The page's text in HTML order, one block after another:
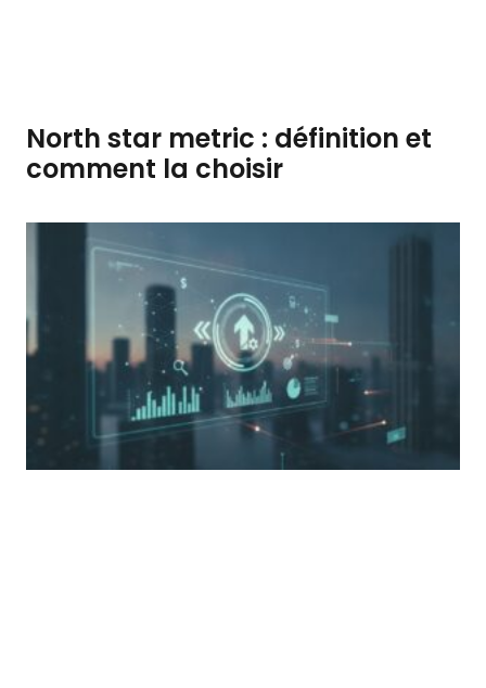
North star metric : définition et
comment la choisir